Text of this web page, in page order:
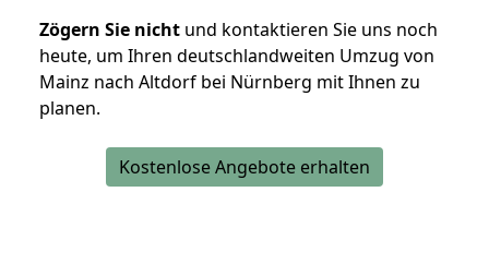
Zögern Sie nicht und kontaktieren Sie uns noch
heute, um Ihren deutschlandweiten Umzug von
Mainz nach Altdorf bei Nürnberg mit Ihnen zu
planen.
Kostenlose Angebote erhalten